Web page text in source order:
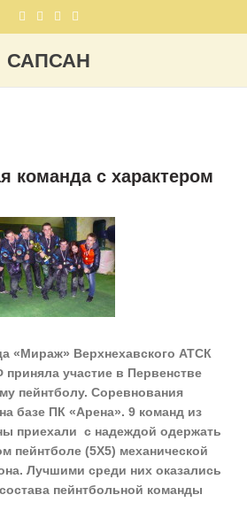
САПСАН
команда с характером
«Мираж» Верхнехавского АТСК
участие в Первенстве
пейнтболу. Соревнования
базе ПК «Арена». 9 команд из
приехали с надеждой одержать
пейнтболе (5Х5) механической
Лучшими среди них оказались
пейнтбольной команды